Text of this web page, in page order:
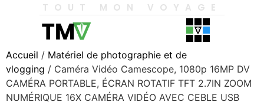
TOUT MON VOYAGE
Accueil / Matériel de photographie et de
vlogging / Caméra Vidéo Camescope, 1080p 16MP DV
CAMÉRA PORTABLE, ÉCRAN ROTATIF TFT 2.7IN ZOOM
NUMÉRIQUE 16X CAMÉRA VIDÉO AVEC CEBLE USB